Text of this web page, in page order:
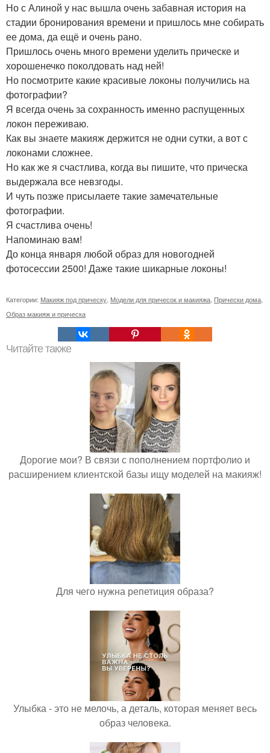
Но с Алиной у нас вышла очень забавная история на
стадии бронирования времени и пришлось мне собирать
ее дома, да ещё и очень рано.
Пришлось очень много времени уделить прическе и
хорошенечко поколдовать над ней!
Но посмотрите какие красивые локоны получились на
фотографии?
Я всегда очень за сохранность именно распущенных
локон переживаю.
Как вы знаете макияж держится не одни сутки, а вот с
локонами сложнее.
Но как же я счастлива, когда вы пишите, что прическа
выдержала все невзгоды.
И чуть позже присылаете такие замечательные
фотографии.
Я счастлива очень!
Напоминаю вам!
До конца января любой образ для новогодней
фотосессии 2500! Даже такие шикарные локоны!
Категории: Макияж под прическу, Модели для причесок и макияжа, Прически дома,
Образ макияж и прическа
Читайте также
Дорогие мои? В связи с пополнением портфолио и
расширением клиентской базы ищу моделей на макияж!
Для чего нужна репетиция образа?
Улыбка - это не мелочь, а деталь, которая меняет весь
образ человека.